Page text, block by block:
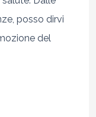
posso dirvi
del